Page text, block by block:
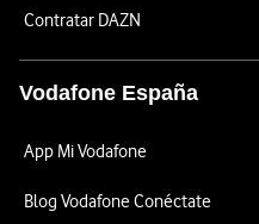
Contratar DAZN
Vodafone España
App Mi Vodafone
Blog Vodafone Conéctate